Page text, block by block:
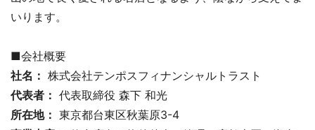
いります。
■会社概要
社名： 株式会社テンポスフィナンシャルトラスト
代表者： 代表取締役 森下 和光
所在地： 東京都台東区秋葉原3-4